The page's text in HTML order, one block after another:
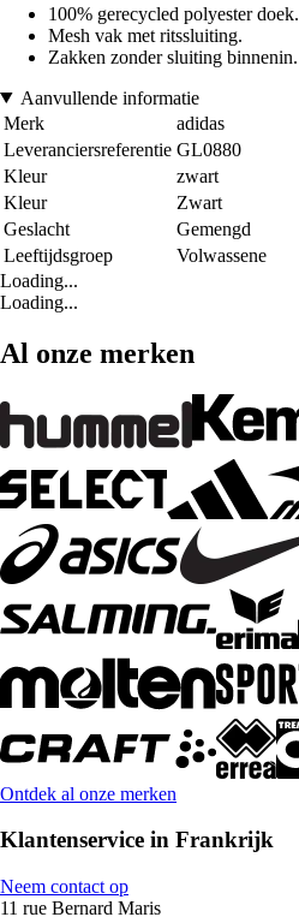
100% gerecycled polyester doek.
Mesh vak met ritssluiting.
Zakken zonder sluiting binnenin.
Aanvullende informatie
Merk
adidas
Leveranciersreferentie GL0880
Kleur
zwart
Kleur
Zwart
Geslacht
Gemengd
Leeftijdsgroep
Volwassene
Loading...
Loading...
Al onze merken
Ontdek al onze merken
Klantenservice in Frankrijk
Neem contact op
11 rue Bernard Maris